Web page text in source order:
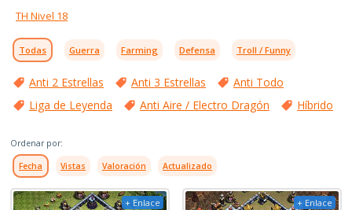
TH Nivel 18
Todas Guerra Farming Defensa Troll / Funny
Anti 2 Estrellas Anti 3 Estrellas
Anti Todo
Liga de Leyenda
Anti Aire / Electro Dragón Híbrido
Ordenar por:
Fecha Vistas Valoración Actualizado
+ Enlace + Enlace